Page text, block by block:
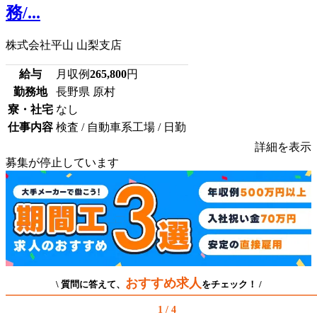
務/...
株式会社平山 山梨支店
給与 月収例265,800円
勤務地
長野県 原村
寮・社宅 なし
仕事内容 検査 / 自動車系工場 / 日勤
詳細を表示
募集が停止しています
\ 質問に答えて、 おすすめ求人 をチェック！ /
1 / 4